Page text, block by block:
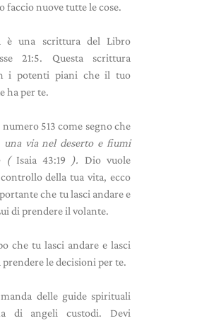
faccio nuove tutte le cose.
è una scrittura del Libro
21:5. Questa scrittura
i potenti piani che il tuo
ha per te.
513 come segno che
una via nel deserto e fiumi
(Isaia 43:19 ). Dio vuole
della tua vita, ecco
che tu lasci andare e
di prendere il volante.
che tu lasci andare e lasci
prendere le decisioni per te.
delle guide spirituali
di angeli custodi. Devi